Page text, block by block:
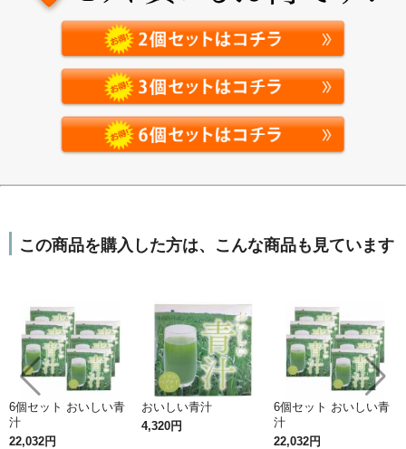
この商品を購入した方は、こんな商品も見ています
6個セット おいしい青
汁
22,032円
おいしい青汁
4,320円
6個セット おいしい青
汁
22,032円